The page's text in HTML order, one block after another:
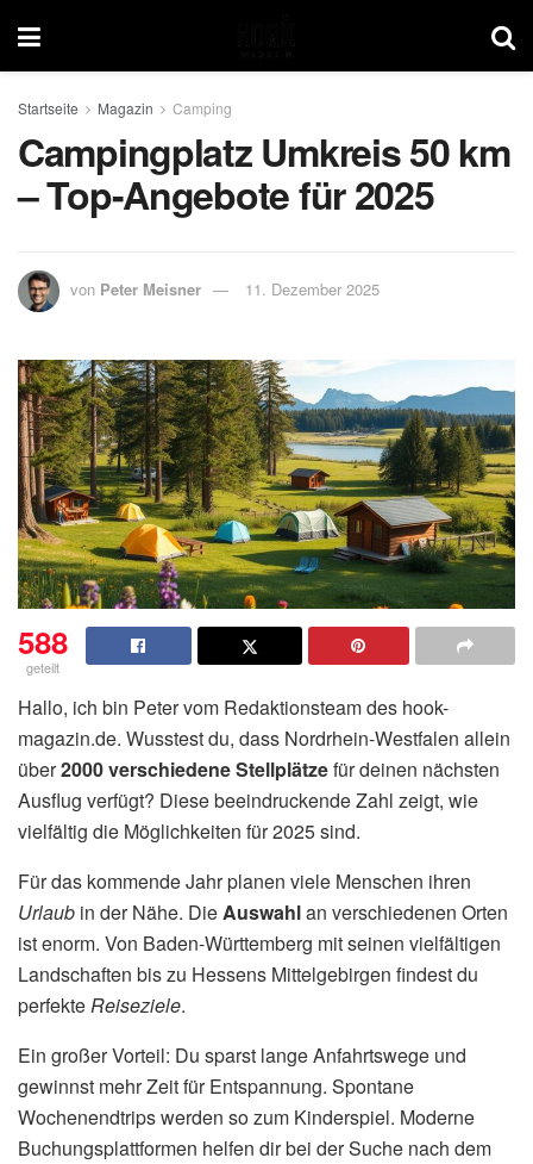
Startseite Magazin Camping
Campingplatz Umkreis 50 km
– Top-Angebote für 2025
von Peter Meisner 11. Dezember 2025
588
geteilt
Hallo, ich bin Peter vom Redaktionsteam des hook-
magazin.de. Wusstest du, dass Nordrhein-Westfalen allein
über2000 verschiedene Stellplätzefür deinen nächsten
Ausflug verfügt? Diese beeindruckende Zahl zeigt, wie
vielfältig die Möglichkeiten für 2025 sind.
Für das kommende Jahr planen viele Menschen ihren
Urlaub in der Nähe. DieAuswahlan verschiedenen Orten
ist enorm. Von Baden-Württemberg mit seinen vielfältigen
Landschaften bis zu Hessens Mittelgebirgen findest du
perfekteReiseziele.
Ein großer Vorteil: Du sparst lange Anfahrtswege und
gewinnst mehr Zeit für Entspannung. Spontane
Wochenendtrips werden so zum Kinderspiel. Moderne
Buchungsplattformen helfen dir bei der Suche nach dem